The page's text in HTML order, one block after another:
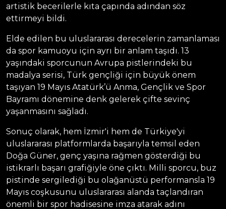
artistik becerilerle kıta çapında adından söz
ettirmeyi bildi.
Elde edilen bu uluslararası derecelerin zamanlaması
da spor kamuoyu için ayrı bir anlam taşıdı. 13
yaşındaki sporcunun Avrupa pistlerindeki bu
madalya serisi, Türk gençliği için büyük önem
taşıyan 19 Mayıs Atatürk’ü Anma, Gençlik ve Spor
Bayramı dönemine denk gelerek çifte sevinç
yaşanmasını sağladı.
Sonuç olarak, hem İzmir'i hem de Türkiye'yi
uluslararası platformlarda başarıyla temsil eden
Doğa Güner, genç yaşına rağmen gösterdiği bu
istikrarlı başarı grafiğiyle öne çıktı. Milli sporcu, buz
pistinde sergilediği bu olağanüstü performansla 19
Mayıs coşkusunu uluslararası alanda taçlandıran
önemli bir spor hadisesine imza atarak adını